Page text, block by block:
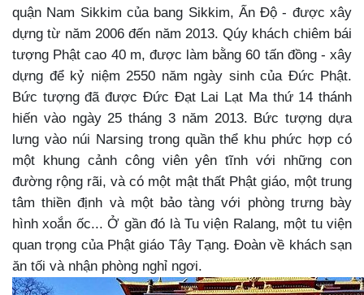
quận Nam Sikkim của bang Sikkim, Ấn Độ - được xây
dựng từ năm 2006 đến năm 2013. Qúy khách chiêm bái
tượng Phật cao 40 m, được làm bằng 60 tấn đồng - xây
dựng để kỷ niệm 2550 năm ngày sinh của Đức Phật.
Bức tượng đã được Đức Đạt Lai Lạt Ma thứ 14 thánh
hiến vào ngày 25 tháng 3 năm 2013. Bức tượng dựa
lưng vào núi Narsing trong quần thể khu phức hợp có
một khung cảnh công viên yên tĩnh với những con
đường rộng rãi, và có một mật thất Phật giáo, một trung
tâm thiền định và một bảo tàng với phòng trưng bày
hình xoắn ốc... Ở gần đó là Tu viện Ralang, một tu viện
quan trọng của Phật giáo Tây Tạng. Đoàn về khách sạn
ăn tối và nhận phòng nghỉ ngơi.